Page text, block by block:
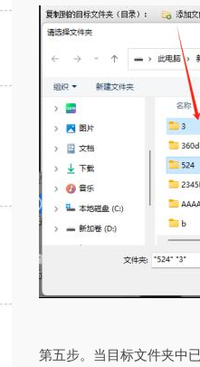
第五步。当目标文件夹中